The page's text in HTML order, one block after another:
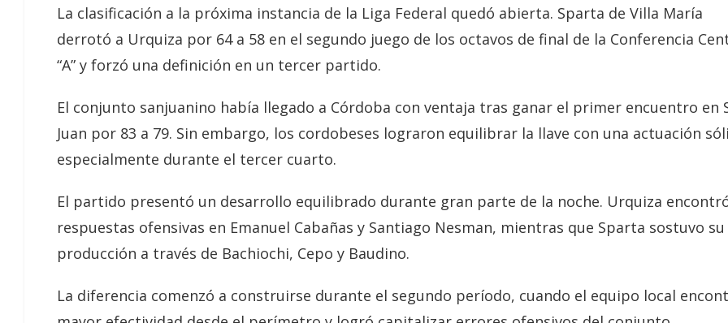
La clasificación a la próxima instancia de la Liga Federal quedó abierta. Sparta de Villa María
derrotó a Urquiza por 64 a 58 en el segundo juego de los octavos de final de la Conferencia
“A” y forzó una definición en un tercer partido.
El conjunto sanjuanino había llegado a Córdoba con ventaja tras ganar el primer encuentro en
Juan por 83 a 79. Sin embargo, los cordobeses lograron equilibrar la llave con una actuación
especialmente durante el tercer cuarto.
El partido presentó un desarrollo equilibrado durante gran parte de la noche. Urquiza
respuestas ofensivas en Emanuel Cabañas y Santiago Nesman, mientras que Sparta sostuvo su
producción a través de Bachiochi, Cepo y Baudino.
La diferencia comenzó a construirse durante el segundo período, cuando el equipo local